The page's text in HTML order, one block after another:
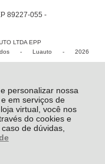
personalizar nossa
em serviços de
virtual, você nos
do cookies e
de dúvidas,
89227-055 -
LTDA EPP
- Luauto - 2026